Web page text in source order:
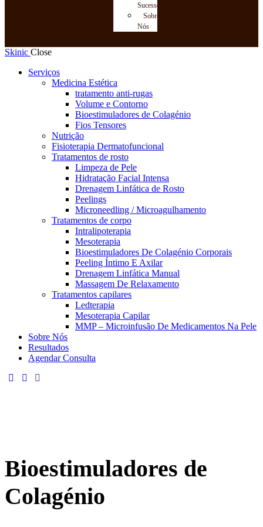
Sucessos
Sobre
Nós
Skinic Close
Serviços
Medicina Estética
tratamento anti-rugas
Volume e Contorno
Bioestimuladores de Colagénio
Fios Tensores
Nutrição
Fisioterapia Dermatofuncional
Tratamentos de rosto
Limpeza de Pele
Hidratação Facial Intensa
Drenagem Linfática de Rosto
Peelings
Microneedling / Microagulhamento
Tratamentos de corpo
Intralipoterapia
Mesoterapia
Bioestimuladores De Colagénio Corporais
Peeling Íntimo E Axilar
Drenagem Linfática Manual
Massagem De Relaxamento
Tratamentos capilares
Ledterapia
Mesoterapia Capilar
MMP – Microinfusão De Medicamentos Na Pele
Sobre Nós
Resultados
Agendar Consulta
Bioestimuladores de
Colagénio